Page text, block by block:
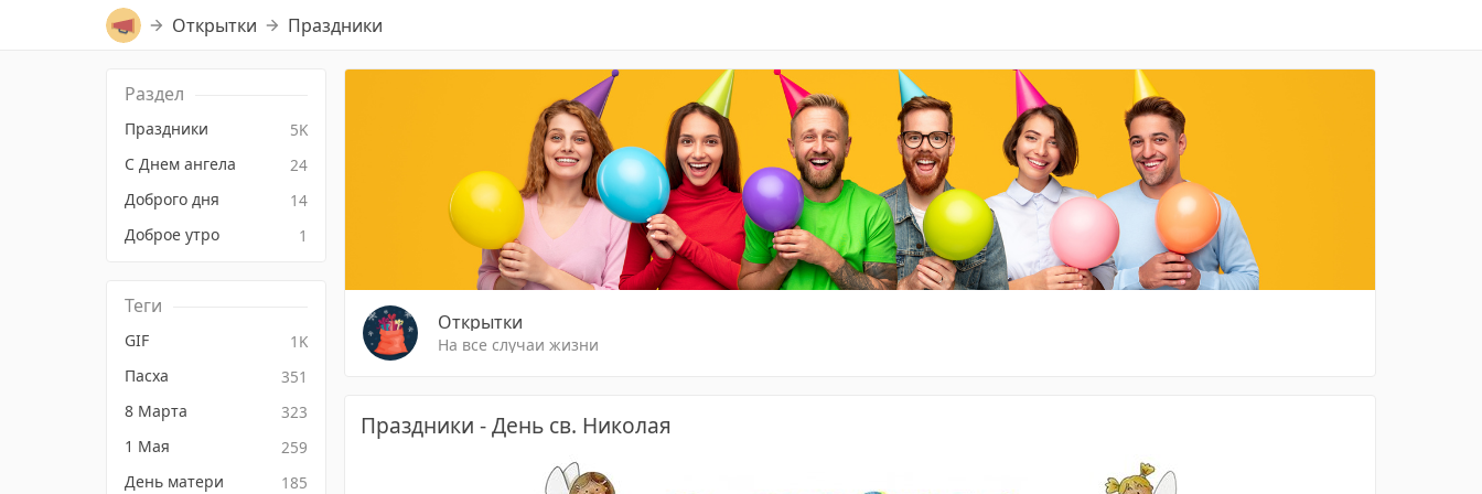
Открытки Праздники
Раздел
Праздники
5K
С Днем ангела
24
Доброго дня
14
Доброе утро
1
Теги
GIF
1K
Пасха
351
8 Марта
323
1 Мая
259
День матери
185
Открытки
На все случаи жизни
Праздники - День св. Николая